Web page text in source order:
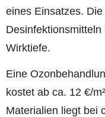
eines Einsatzes.
Wirktiefe.
Eine
kostet ab ca. 12 €/
Materialien liegt bei